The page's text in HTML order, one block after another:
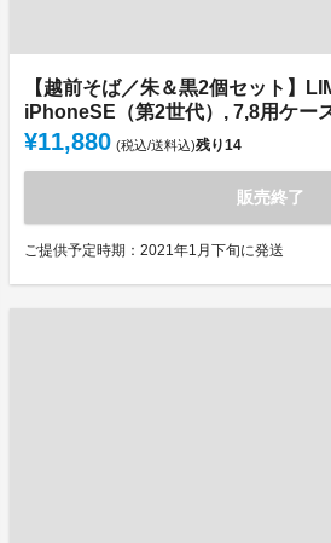
【越前そば／朱＆黒2個セット】
iPhoneSE（第2世代）, 7,8用ケー
¥11,880 (税込/送料込)残り14
販売終了
ご提供予定時期：2021年1月下旬に発送